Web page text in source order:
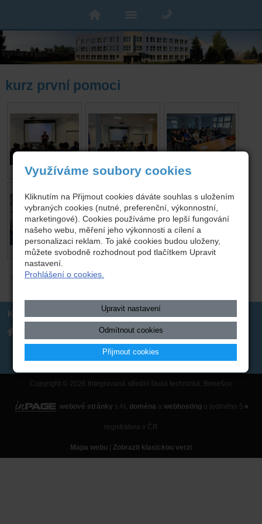
kurz první pomoci
zpět
Kontakt
Integrovaná střední škola
317 723 131
Datová schránka: rzpw2gi
ISSBN(zavináč)kr-s.cz
Twitter
Copyright © 2026 Integrovaná střední škola technická, Benešov,
webové stránky s AI, doména a webhosting u jediného 5★
registrátora v ČR
Mapa webu Zobrazit klasickou verzi
Využíváme soubory cookies
Kliknutím na Přijmout cookies dáváte souhlas s uložením
vybraných cookies (nutné, preferenční, výkonnostní,
marketingové). Cookies používáme pro lepší fungování
našeho webu, měření jeho výkonnosti a cílení a
personalizaci reklam. To jaké cookies budou uloženy,
můžete svobodně rozhodnout pod tlačítkem Upravit
nastavení.
Prohlášení o cookies.
Upravit nastavení
Odmítnout cookies
Přijmout cookies